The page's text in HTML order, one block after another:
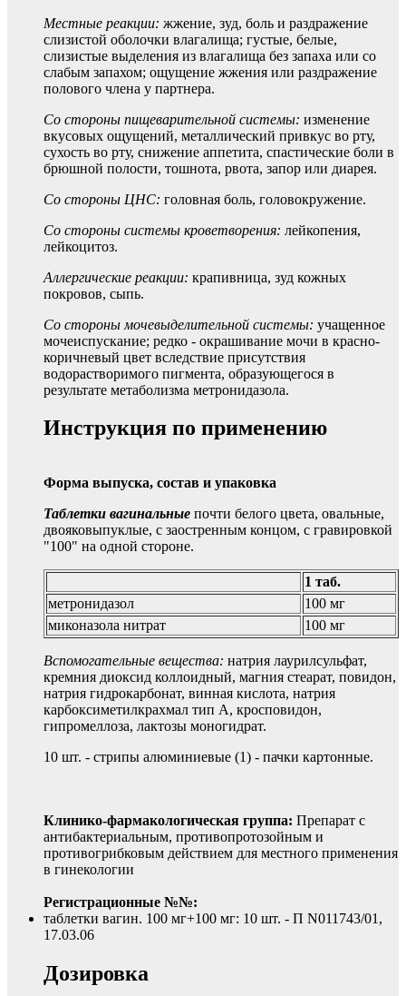
Местные реакции: жжение, зуд, боль и раздражение
слизистой оболочки влагалища; густые, белые,
слизистые выделения из влагалища без запаха или со
слабым запахом; ощущение жжения или раздражение
полового члена у партнера.
Со стороны пищеварительной системы: изменение
вкусовых ощущений, металлический привкус во рту,
сухость во рту, снижение аппетита, спастические боли в
брюшной полости, тошнота, рвота, запор или диарея.
Со стороны ЦНС: головная боль, головокружение.
Со стороны системы кроветворения: лейкопения,
лейкоцитоз.
Аллергические реакции: крапивница, зуд кожных
покровов, сыпь.
Со стороны мочевыделительной системы: учащенное
мочеиспускание; редко - окрашивание мочи в красно-
коричневый цвет вследствие присутствия
водорастворимого пигмента, образующегося в
результате метаболизма метронидазола.
Инструкция по применению
Форма выпуска, состав и упаковка
Таблетки вагинальные почти белого цвета, овальные,
двояковыпуклые, с заостренным концом, с гравировкой
"100" на одной стороне.
1 таб.
метронидазол
100 мг
миконазола нитрат
100 мг
Вспомогательные вещества: натрия лаурилсульфат,
кремния диоксид коллоидный, магния стеарат, повидон,
натрия гидрокарбонат, винная кислота, натрия
карбоксиметилкрахмал тип А, кросповидон,
гипромеллоза, лактозы моногидрат.
10 шт. - стрипы алюминиевые (1) - пачки картонные.
Клинико-фармакологическая группа: Препарат с
антибактериальным, противопротозойным и
противогрибковым действием для местного применения
в гинекологии
Регистрационные №№:
таблетки вагин. 100 мг+100 мг: 10 шт. - П N011743/01,
17.03.06
Дозировка